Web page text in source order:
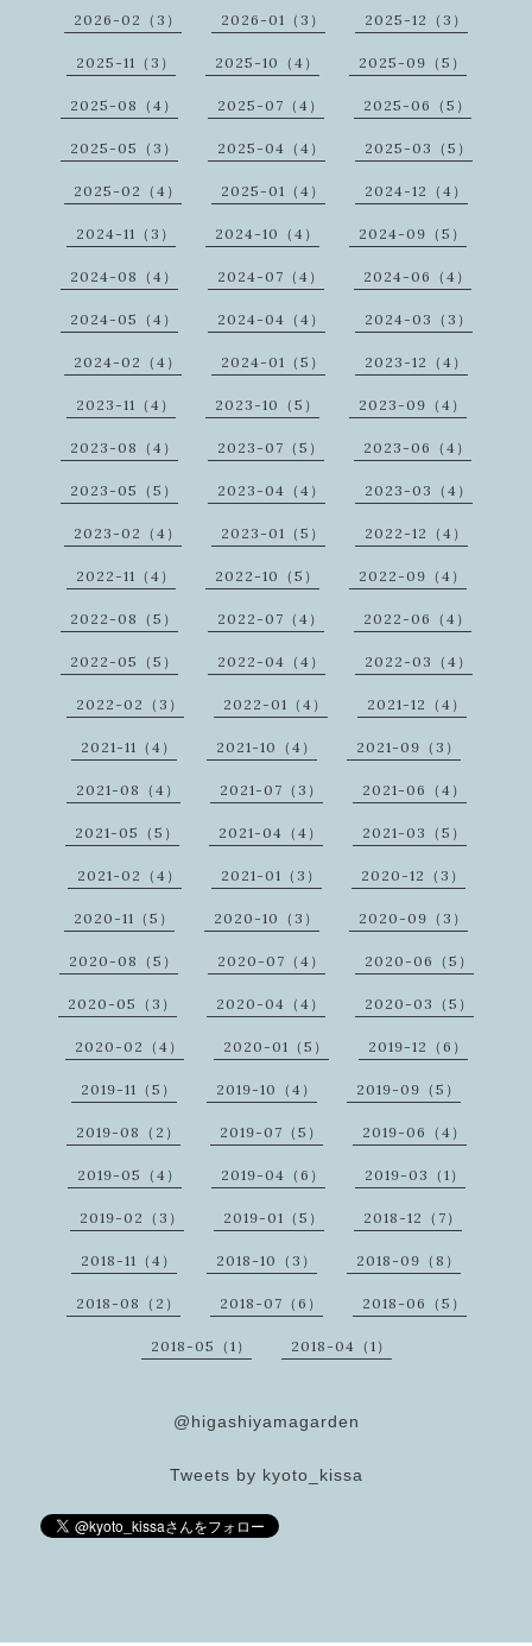
2026-02（3） 2026-01（3） 2025-12（3）
2025-11（3） 2025-10（4） 2025-09（5）
2025-08（4） 2025-07（4） 2025-06（5）
2025-05（3） 2025-04（4） 2025-03（5）
2025-02（4） 2025-01（4） 2024-12（4）
2024-11（3） 2024-10（4） 2024-09（5）
2024-08（4） 2024-07（4） 2024-06（4）
2024-05（4） 2024-04（4） 2024-03（3）
2024-02（4） 2024-01（5） 2023-12（4）
2023-11（4） 2023-10（5） 2023-09（4）
2023-08（4） 2023-07（5） 2023-06（4）
2023-05（5） 2023-04（4） 2023-03（4）
2023-02（4） 2023-01（5） 2022-12（4）
2022-11（4） 2022-10（5） 2022-09（4）
2022-08（5） 2022-07（4） 2022-06（4）
2022-05（5） 2022-04（4） 2022-03（4）
2022-02（3） 2022-01（4） 2021-12（4）
2021-11（4） 2021-10（4） 2021-09（3）
2021-08（4） 2021-07（3） 2021-06（4）
2021-05（5） 2021-04（4） 2021-03（5）
2021-02（4） 2021-01（3） 2020-12（3）
2020-11（5） 2020-10（3） 2020-09（3）
2020-08（5） 2020-07（4） 2020-06（5）
2020-05（3） 2020-04（4） 2020-03（5）
2020-02（4） 2020-01（5） 2019-12（6）
2019-11（5） 2019-10（4） 2019-09（5）
2019-08（2） 2019-07（5） 2019-06（4）
2019-05（4） 2019-04（6） 2019-03（1）
2019-02（3） 2019-01（5） 2018-12（7）
2018-11（4） 2018-10（3） 2018-09（8）
2018-08（2） 2018-07（6） 2018-06（5）
2018-05（1） 2018-04（1）
@higashiyamagarden
Tweets by kyoto_kissa